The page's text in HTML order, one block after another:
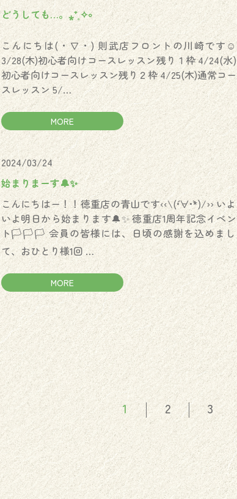
どうしても…。⁎⁺˳✧༚
こんにちは(・∇・) 則武店フロントの川崎です☺︎
3/28(木)初心者向けコースレッスン残り１枠 4/24(水)
初心者向けコースレッスン残り２枠 4/25(木)通常コー
スレッスン 5/…
MORE
2024/03/24
始まりまーす🔔✨
こんにちはー！！徳重店の青山です‹‹\(´•∀•`*)/›› いよ
いよ明日から始まります🔔✨ 徳重店1周年記念イベン
ト🏳️🏳️🏳️ 会員の皆様には、日頃の感謝を込めまし
て、おひとり様1回 …
MORE
1 2 3